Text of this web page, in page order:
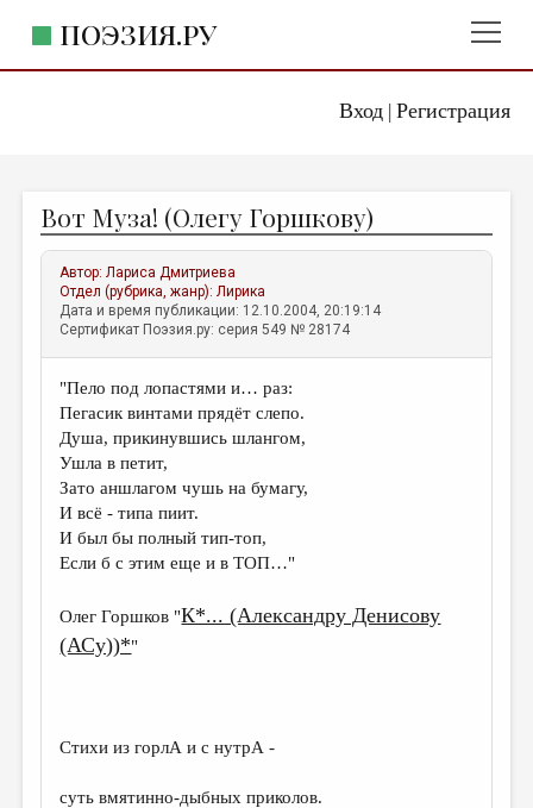
Вход| Регистрация
ПОЭЗИЯ.РУ
ЖАНРЫ
АВТОРЫ
КОММЕНТАРИИ
ЛИТСАЛОН
НОВОСТИ
ПРАВИЛА САЙТА
ОТДЕЛЫ И РУБРИКИ
ИЗБРАННОЕ
ДАЙДЖЕСТ
ПРОИЗВЕДЕНИЯ
ПЕРЕВОДЫ
Вот Муза! (Олегу Горшкову)
Автор:Лариса Дмитриева
Отдел (рубрика, жанр):Лирика
Дата и время публикации: 12.10.2004, 20:19:14
Сертификат Поэзия.ру: серия 549 № 28174
"Пело под лопастями и… раз:
Пегасик винтами прядёт слепо.
Душа, прикинувшись шлангом,
Ушла в петит,
Зато аншлагом чушь на бумагу,
И всё - типа пиит.
И был бы полный тип-топ,
Если б с этим еще и в ТОП…"
Олег Горшков "К*... (Александру Денисову
(АСу))*"
Стихи из горлА и с нутрА -
суть вмятинно-дыбных приколов.